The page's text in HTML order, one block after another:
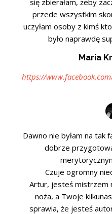
się zbierałam, żeby
przede wszystkim
uczyłam osoby z kimś
było naprawdę
Maria
https://
Dawno nie byłam na tak
dobrze
Czuje ogromny
Artur, jesteś mistrzem
noża, a Twoje
sprawia, że jesteś